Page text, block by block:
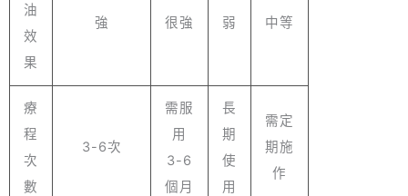
油
效
果
強 很強 弱 中等
療
程
次
數
3-6次
需服
用
3-6
個月
長
期
使
用
需定
期施
作